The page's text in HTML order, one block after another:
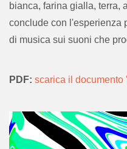
bianca, farina gialla, terra,
conclude con l'esperienza
di musica sui suoni che
PDF: scarica il documento